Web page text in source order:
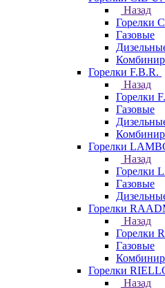
Назад
Горелки
Газовые
Горелки F.B.R.
Назад
Горелки
Газовые
Горелки
Назад
Горелки
Газовые
Горелки
Назад
Горелки
Газовые
Горелки
Назад